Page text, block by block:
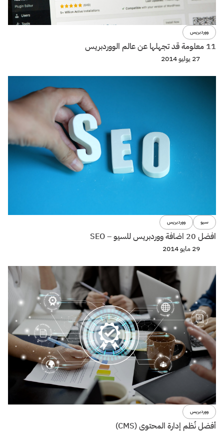
ووردبريس
11 معلومة قد تجهلها عن عالم الووردبريس
27 يوليو 2014
سيو ووردبريس
افضل 20 اضافة ووردبريس للسيو – SEO
29 مايو 2014
ووردبريس
أفضل نُظم إدارة المحتوى (CMS)